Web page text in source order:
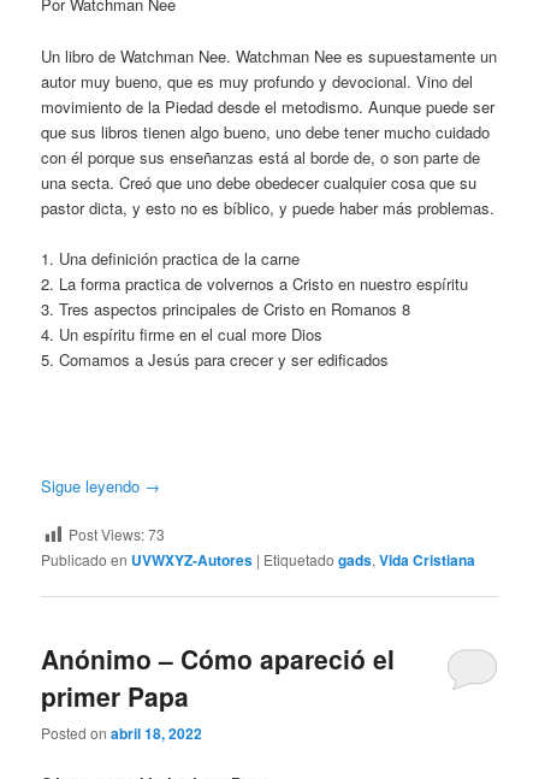
Por Watchman Nee
Un libro de Watchman Nee. Watchman Nee es supuestamente un
autor muy bueno, que es muy profundo y devocional. Vino del
movimiento de la Piedad desde el metodismo. Aunque puede ser
que sus libros tienen algo bueno, uno debe tener mucho cuidado
con él porque sus enseñanzas está al borde de, o son parte de
una secta. Creó que uno debe obedecer cualquier cosa que su
pastor dicta, y esto no es bíblico, y puede haber más problemas.
1. Una definición practica de la carne
2. La forma practica de volvernos a Cristo en nuestro espíritu
3. Tres aspectos principales de Cristo en Romanos 8
4. Un espíritu firme en el cual more Dios
5. Comamos a Jesús para crecer y ser edificados
Sigue leyendo →
Post Views:73
Publicado en UVWXYZ-Autores | Etiquetado gads,Vida Cristiana
Anónimo – Cómo apareció el
primer Papa
Posted onabril 18, 2022